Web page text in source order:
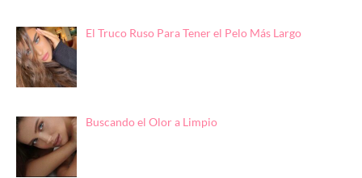
El Truco Ruso Para Tener el Pelo Más Largo
Buscando el Olor a Limpio